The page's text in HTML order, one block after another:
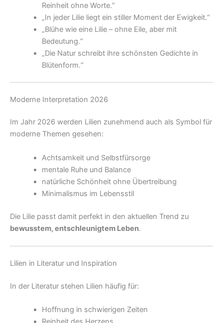
Reinheit ohne Worte.“
„In jeder Lilie liegt ein stiller Moment der Ewigkeit.“
„Blühe wie eine Lilie – ohne Eile, aber mit
Bedeutung.“
„Die Natur schreibt ihre schönsten Gedichte in
Blütenform.“
Moderne Interpretation 2026
Im Jahr 2026 werden Lilien zunehmend auch als Symbol für
moderne Themen gesehen:
Achtsamkeit und Selbstfürsorge
mentale Ruhe und Balance
natürliche Schönheit ohne Übertreibung
Minimalismus im Lebensstil
Die Lilie passt damit perfekt in den aktuellen Trend zu
bewusstem, entschleunigtem Leben.
Lilien in Literatur und Inspiration
In der Literatur stehen Lilien häufig für:
Hoffnung in schwierigen Zeiten